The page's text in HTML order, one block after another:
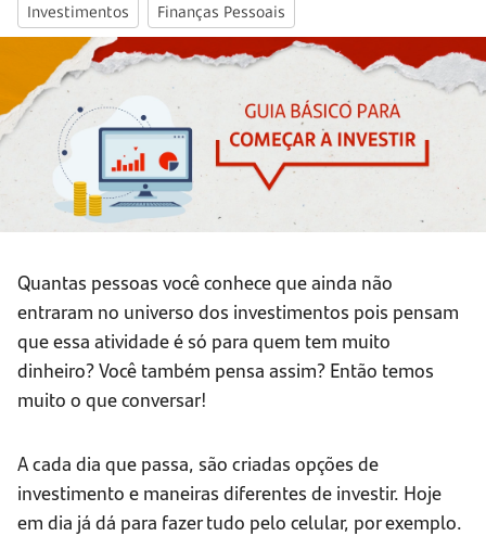
Investimentos Finanças Pessoais
Quantas pessoas você conhece que ainda não
entraram no universo dos investimentos pois pensam
que essa atividade é só para quem tem muito
dinheiro? Você também pensa assim? Então temos
muito o que conversar!
A cada dia que passa, são criadas opções de
investimento e maneiras diferentes de investir. Hoje
em dia já dá para fazer tudo pelo celular, por exemplo.